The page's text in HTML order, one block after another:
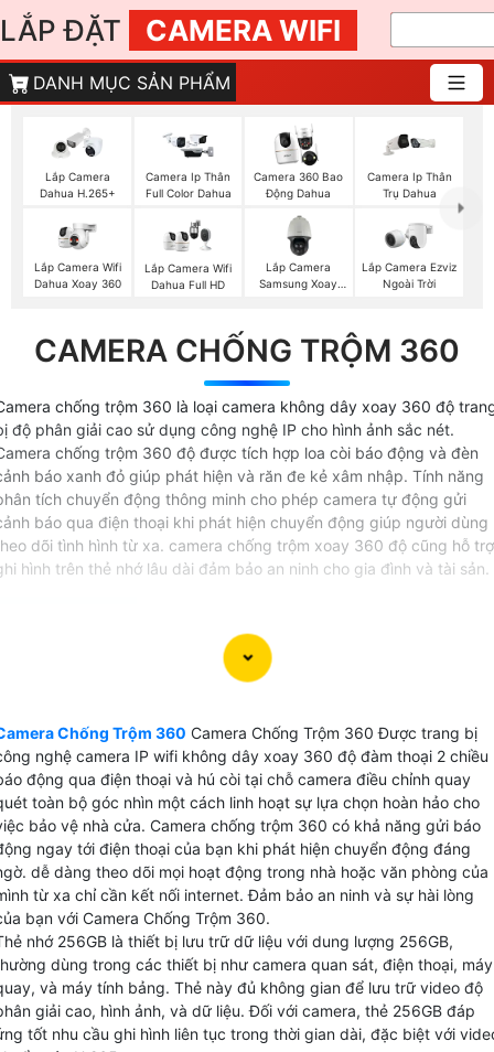
LẮP ĐẶT CAMERA WIFI
DANH MỤC SẢN PHẨM
Lắp Camera
Dahua H.265+
Camera Ip Thân
Full Color Dahua
Camera 360 Bao
Động Dahua
Camera Ip Thân
Trụ Dahua
Lắp Camera Wifi
Dahua Xoay 360
Lắp Camera Wifi
Dahua Full HD
Lắp Camera
Samsung Xoay
Lắp Camera Ezviz
Ngoài Trời
CAMERA CHỐNG TRỘM 360
chống trộm 360 là loại camera không dây xoay 360 độ
độ phân giải cao sử dụng công nghệ IP cho hình ảnh sắc nét.
chống trộm 360 độ được tích hợp loa còi báo động và đèn
báo xanh đỏ giúp phát hiện và răn đe kẻ xâm nhập. Tính năng
tích chuyển động thông minh cho phép camera tự động gửi
báo qua điện thoại khi phát hiện chuyển động giúp người dùng
dõi tình hình từ xa. camera chống trộm xoay 360 độ cũng hỗ trợ
hình trên thẻ nhớ lâu dài đảm bảo an ninh cho gia đình và tài sản.
chống trộm 360 Với tính năng thông minh ghi hình
chóng phát hiện và xử lý tình huống động nguy
sự lựa chọn hoàn hảo cho việc bảo vệ an ninh cửa
và gia đình của bạn. Độ phân giải cao của camera
đến hình ảnh rõ nét chi tiết giúp quan sát một cách
xác.
báo động chống trộm 360 còn có khả năng điều
quay xoay linh hoạt giúp bạn theo dõi mọi góc độ
gian mà bạn muốn bảo vệ. Nét độc đáo hơn của sản
tích hợp âm thanh 2 chiều to rõ giúp bạn có thể giao
một cách trực tiếp với người ở trong khu vực được
sát. Camera chống trộm 360 không chỉ mang lại chất
cao mà còn tự tin với mức giá rẻ phù hợp với đa số
Chống Trộm 360 Camera Chống Trộm 360 Được trang bị
nghệ camera IP wifi không dây xoay 360 độ đàm thoại 2 chiều
động qua điện thoại và hú còi tại chỗ camera điều chỉnh quay
toàn bộ góc nhìn một cách linh hoạt sự lựa chọn hoàn hảo cho
bảo vệ nhà cửa. Camera chống trộm 360 có khả năng gửi báo
ngay tới điện thoại của bạn khi phát hiện chuyển động đáng
dễ dàng theo dõi mọi hoạt động trong nhà hoặc văn phòng của
từ xa chỉ cần kết nối internet. Đảm bảo an ninh và sự hài lòng
bạn với Camera Chống Trộm 360.
nhớ 256GB là thiết bị lưu trữ dữ liệu với dung lượng 256GB,
dùng trong các thiết bị như camera quan sát, điện thoại, máy
và máy tính bảng. Thẻ này đủ không gian để lưu trữ video độ
giải cao, hình ảnh, và dữ liệu. Đối với camera, thẻ 256GB đáp
tốt nhu cầu ghi hình liên tục trong thời gian dài, đặc biệt với